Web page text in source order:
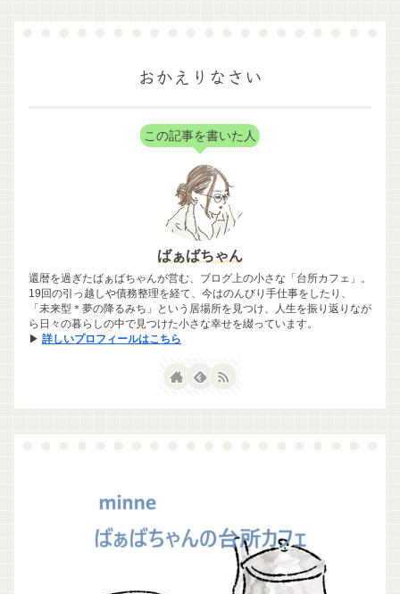
おかえりなさい
この記事を書いた人
ばぁばちゃん
還暦を過ぎたばぁばちゃんが営む、ブログ上の小さな「台所カフェ」。
19回の引っ越しや債務整理を経て、今はのんびり手仕事をしたり、
「未来型＊夢の降るみち」という居場所を見つけ、人生を振り返りなが
ら日々の暮らしの中で見つけた小さな幸せを綴っています。
▶ 詳しいプロフィールはこちら